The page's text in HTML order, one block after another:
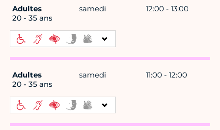
Adultes
20 - 35 ans
samedi 12:00 - 13:00
Adultes
20 - 35 ans
samedi 11:00 - 12:00